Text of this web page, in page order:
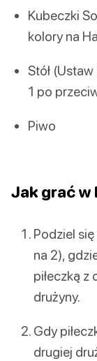
Kubeczki
kolory na
Stół
1 po
Piwo
Jak grać w
Podziel
na 2),
piłeczką
drużyny.
Gdy
drugiej